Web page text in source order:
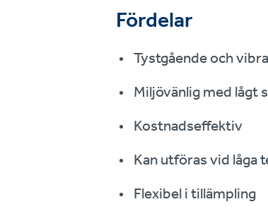
Fördelar
Tystgående och
Miljövänlig med lågt
Kostnadseffektiv
Kan utföras vid låga
Flexibel i tillämpling